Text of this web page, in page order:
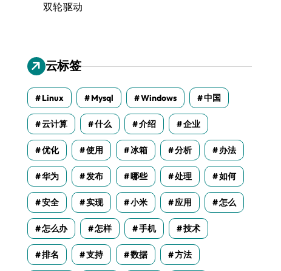
双轮驱动
云标签
Linux Mysql Windows 中国
云计算 什么 介绍 企业
优化 使用 冰箱 分析 办法
华为 发布 哪些 处理 如何
安全 实现 小米 应用 怎么
怎么办 怎样 手机 技术
排名 支持 数据 方法